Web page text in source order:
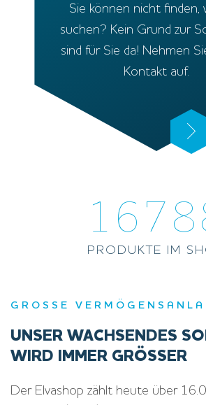
Sie können nicht finden,
suchen? Kein Grund zur
sind für Sie da! Nehmen
Kontakt auf.
PRODUKTE IM
GROSSE
UNSER WACHSENDES
WIRD IMMER GRÖSSER
Der Elvashop zählt heute über